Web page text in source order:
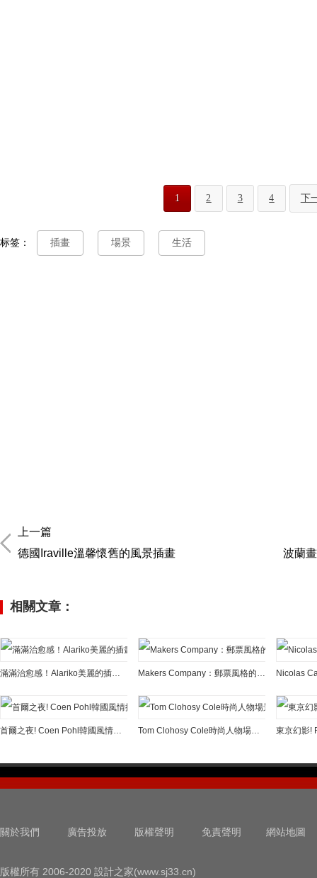
1 2 3 4 下
标签： 插畫 場景 生活
上一篇
德國Iraville溫馨懷舊的風景插畫
波蘭
相關文章：
滿滿治愈感！Alariko美麗的插畫作品欣賞 Makers Company：郵票風格的世界城市插畫
首爾之夜! Coen Pohl韓國風情插畫作品 Tom Clohosy Cole時尚人物場景插畫作品
關於我們 廣告投放 版權聲明 免責聲明 網站地圖
版權所有 2006-2020 設計之家(www.sj33.cn)